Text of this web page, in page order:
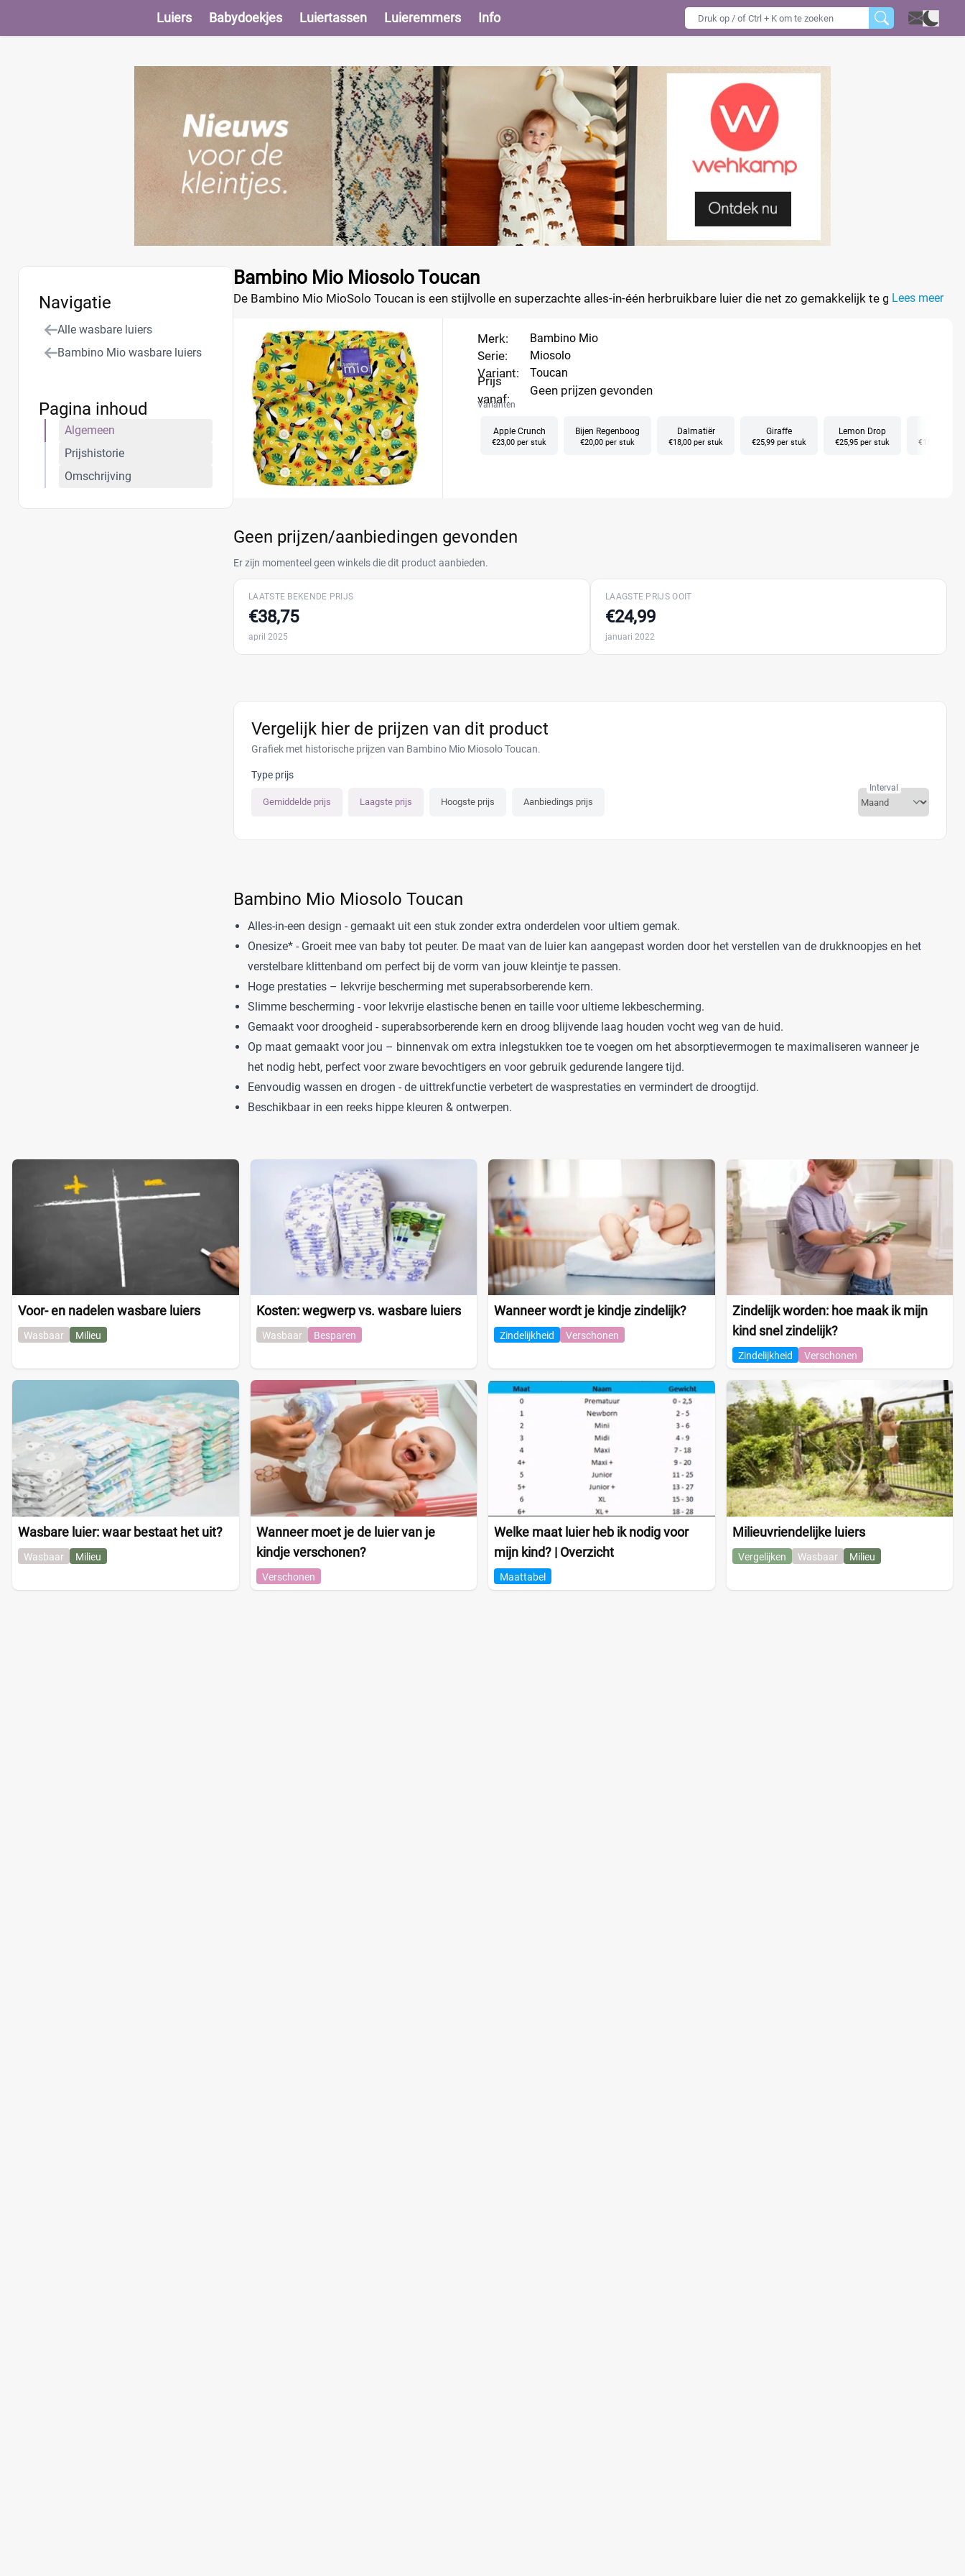
Luiers Babydoekjes Luiertassen Luieremmers Info
Bambino Mio Miosolo Toucan
De Bambino Mio MioSolo Toucan is een stijlvolle en superzachte alles-in-één herbruikbare luier die net zo gemakkelijk te gebruiken
Lees meer
Merk:
Serie:
Variant:
Prijs
vanaf:
Bambino Mio
Miosolo
Toucan
Geen prijzen gevonden
Varianten
Apple Crunch
€23,00 per stuk
Bijen Regenboog
€20,00 per stuk
Dalmatiër
€18,00 per stuk
Giraffe
€25,99 per stuk
Lemon Drop
€25,95 per stuk €15,00 per
Geen prijzen/aanbiedingen gevonden
Er zijn momenteel geen winkels die dit product aanbieden.
LAATSTE BEKENDE PRIJS
€38,75
april 2025
LAAGSTE PRIJS OOIT
€24,99
januari 2022
Vergelijk hier de prijzen van dit product
Grafiek met historische prijzen van Bambino Mio Miosolo Toucan.
Type prijs
Gemiddelde prijs Laagste prijs Hoogste prijs Aanbiedings prijs
Interval
Bambino Mio Miosolo Toucan
Alles-in-een design - gemaakt uit een stuk zonder extra onderdelen voor ultiem gemak.
Onesize* - Groeit mee van baby tot peuter. De maat van de luier kan aangepast worden door het verstellen van de drukknoopjes en het
verstelbare klittenband om perfect bij de vorm van jouw kleintje te passen.
Hoge prestaties – lekvrije bescherming met superabsorberende kern.
Slimme bescherming - voor lekvrije elastische benen en taille voor ultieme lekbescherming.
Gemaakt voor droogheid - superabsorberende kern en droog blijvende laag houden vocht weg van de huid.
Op maat gemaakt voor jou – binnenvak om extra inlegstukken toe te voegen om het absorptievermogen te maximaliseren wanneer je
het nodig hebt, perfect voor zware bevochtigers en voor gebruik gedurende langere tijd.
Eenvoudig wassen en drogen - de uittrekfunctie verbetert de wasprestaties en vermindert de droogtijd.
Beschikbaar in een reeks hippe kleuren & ontwerpen.
Navigatie
Alle wasbare luiers
Bambino Mio wasbare luiers
Pagina inhoud
Algemeen
Prijshistorie
Omschrijving
Voor- en nadelen wasbare luiers
Wasbaar Milieu
Kosten: wegwerp vs. wasbare luiers
Wasbaar Besparen
Wanneer wordt je kindje zindelijk?
Zindelijkheid Verschonen
Zindelijk worden: hoe maak ik mijn
kind snel zindelijk?
Zindelijkheid Verschonen
Wasbare luier: waar bestaat het uit?
Wasbaar Milieu
Wanneer moet je de luier van je
kindje verschonen?
Verschonen
Welke maat luier heb ik nodig voor
mijn kind? | Overzicht
Maattabel
Milieuvriendelijke luiers
Vergelijken Wasbaar Milieu